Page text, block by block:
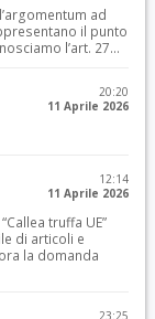
ad
il punto
l’art. 27...
20:20
11 Aprile 2026
12:14
11 Aprile 2026
truffa UE”
di articoli e
la domanda
23:25